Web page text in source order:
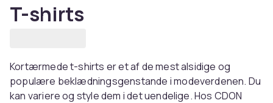
T-shirts
Kortærmede t-shirts er et af de mest alsidige og
populære beklædningsgenstande i modeverdenen. Du
kan variere og style dem i det uendelige. Hos CDON